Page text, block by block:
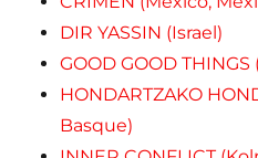
DIR YASSIN (Israel)
GOOD GOOD THINGS
HONDARTZAKO
Basque)